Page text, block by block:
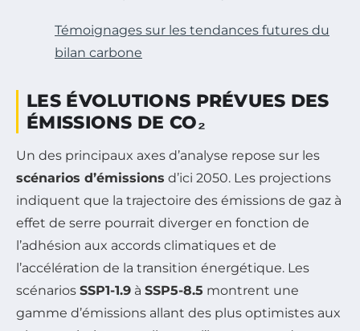
Témoignages sur les tendances futures du
bilan carbone
LES ÉVOLUTIONS PRÉVUES DES
ÉMISSIONS DE CO₂
Un des principaux axes d’analyse repose sur les
scénarios d’émissions d’ici 2050. Les projections
indiquent que la trajectoire des émissions de gaz à
effet de serre pourrait diverger en fonction de
l’adhésion aux accords climatiques et de
l’accélération de la transition énergétique. Les
scénarios SSP1-1.9 à SSP5-8.5 montrent une
gamme d’émissions allant des plus optimistes aux